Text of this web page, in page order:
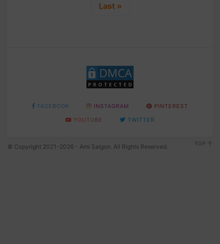
Last »
FACEBOOK INSTAGRAM
PINTEREST
YOUTUBE
TWITTER
© Copyright 2021-2026 - Ami Saigon. All Rights Reserved. TOP